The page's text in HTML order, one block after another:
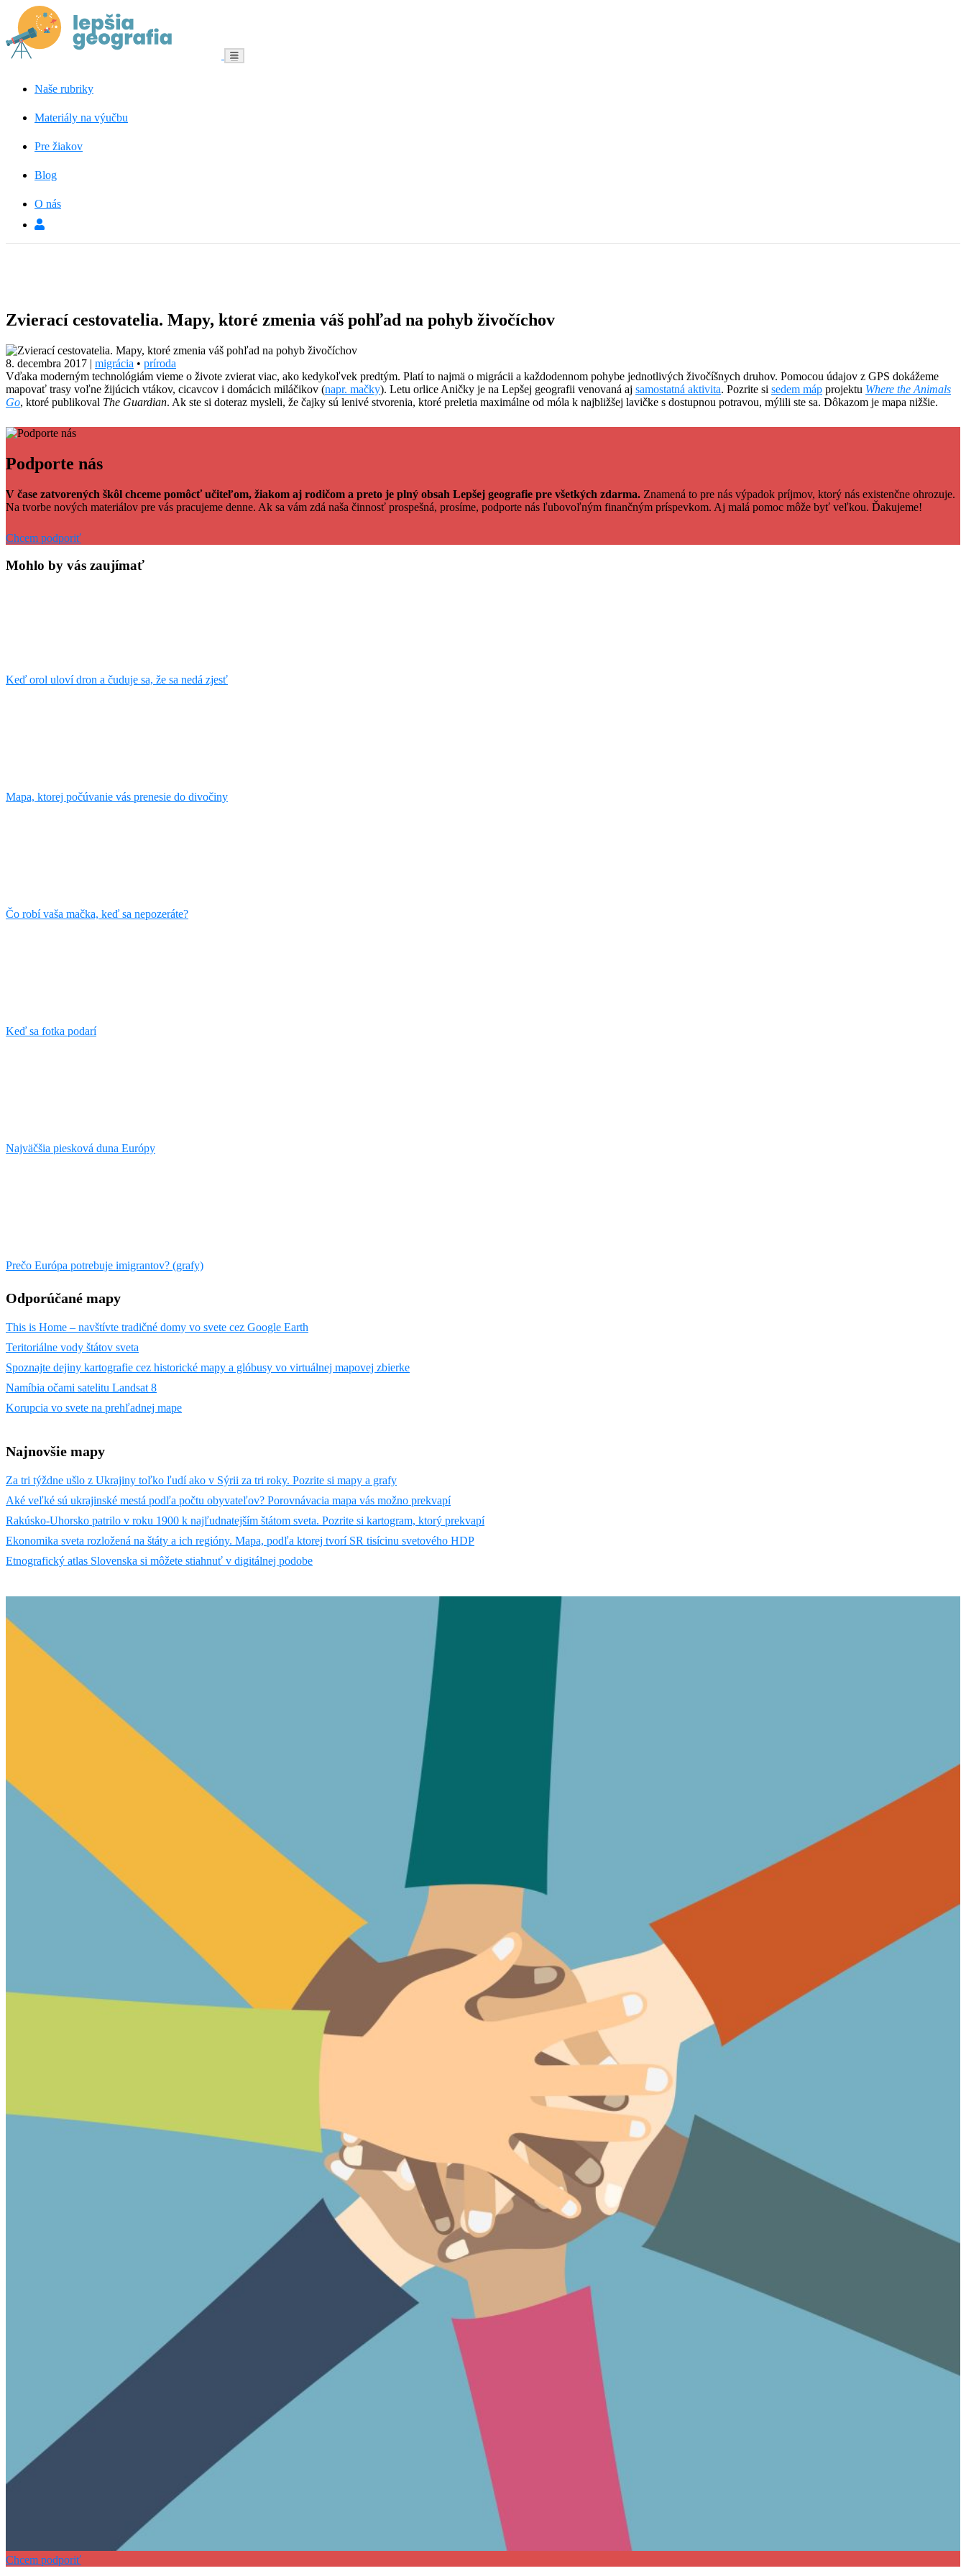
Menu
Naše rubriky
Materiály na výučbu
Pre žiakov
Blog
O nás
Zvierací cestovatelia. Mapy, ktoré zmenia váš pohľad na pohyb živočíchov
8. decembra 2017 | migrácia • príroda
Vďaka moderným technológiám vieme o živote zvierat viac, ako kedykoľvek predtým. Platí to najmä o migrácii a každodennom pohybe jednotlivých živočíšnych druhov. Pomocou údajov z GPS dokážeme
mapovať trasy voľne žijúcich vtákov, cicavcov i domácich miláčikov (napr. mačky). Letu orlice Aničky je na Lepšej geografii venovaná aj samostatná aktivita. Pozrite si sedem máp projektu Where the Animals
Go, ktoré publikoval The Guardian. Ak ste si doteraz mysleli, že čajky sú lenivé stvorenia, ktoré preletia maximálne od móla k najbližšej lavičke s dostupnou potravou, mýlili ste sa. Dôkazom je mapa nižšie.
Facebook
Tweet
Linkedin
Podporte nás
V čase zatvorených škôl chceme pomôcť učiteľom, žiakom aj rodičom a preto je plný obsah Lepšej geografie pre všetkých zdarma. Znamená to pre nás výpadok príjmov, ktorý nás existenčne ohrozuje.
Na tvorbe nových materiálov pre vás pracujeme denne. Ak sa vám zdá naša činnosť prospešná, prosíme, podporte nás ľubovoľným finančným príspevkom. Aj malá pomoc môže byť veľkou. Ďakujeme!
Chcem podporiť
Mohlo by vás zaujímať
Keď orol uloví dron a čuduje sa, že sa nedá zjesť
Mapa, ktorej počúvanie vás prenesie do divočiny
Čo robí vaša mačka, keď sa nepozeráte?
Keď sa fotka podarí
Najväčšia piesková duna Európy
Prečo Európa potrebuje imigrantov? (grafy)
Odporúčané mapy
This is Home – navštívte tradičné domy vo svete cez Google Earth
Teritoriálne vody štátov sveta
Spoznajte dejiny kartografie cez historické mapy a glóbusy vo virtuálnej mapovej zbierke
Namíbia očami satelitu Landsat 8
Korupcia vo svete na prehľadnej mape
Najnovšie mapy
Za tri týždne ušlo z Ukrajiny toľko ľudí ako v Sýrii za tri roky. Pozrite si mapy a grafy
Aké veľké sú ukrajinské mestá podľa počtu obyvateľov? Porovnávacia mapa vás možno prekvapí
Rakúsko-Uhorsko patrilo v roku 1900 k najľudnatejším štátom sveta. Pozrite si kartogram, ktorý prekvapí
Ekonomika sveta rozložená na štáty a ich regióny. Mapa, podľa ktorej tvorí SR tisícinu svetového HDP
Etnografický atlas Slovenska si môžete stiahnuť v digitálnej podobe
Chcem podporiť